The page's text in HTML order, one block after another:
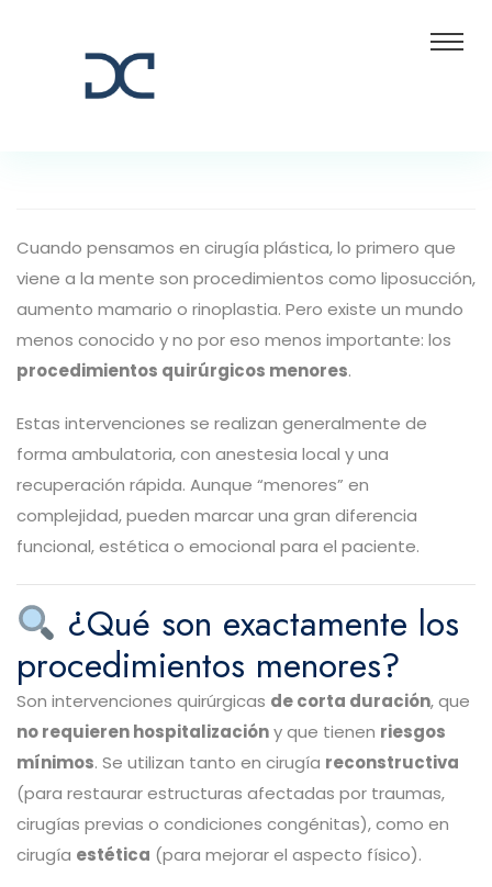
Cuando pensamos en cirugía plástica, lo primero que
viene a la mente son procedimientos como liposucción,
aumento mamario o rinoplastia. Pero existe un mundo
menos conocido y no por eso menos importante: los
procedimientos quirúrgicos menores.
Estas intervenciones se realizan generalmente de
forma ambulatoria, con anestesia local y una
recuperación rápida. Aunque “menores” en
complejidad, pueden marcar una gran diferencia
funcional, estética o emocional para el paciente.
¿Qué son exactamente los
procedimientos menores?
Son intervenciones quirúrgicas de corta duración, que
no requieren hospitalizacióny que tienen riesgos
mínimos. Se utilizan tanto en cirugía reconstructiva
(para restaurar estructuras afectadas por traumas,
cirugías previas o condiciones congénitas), como en
cirugía estética (para mejorar el aspecto físico).